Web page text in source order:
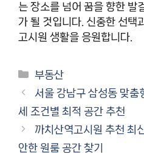
는 장소를 넘어 꿈을 향한 발
가 될 것입니다. 신중한 선택
고시원 생활을 응원합니다.
카
테
리
부동산
서울 강남구 삼성동 맞춤
세 조건별 최적 공간 추천
까치산역고시원 추천 최
안한 원룸 공간 찾기